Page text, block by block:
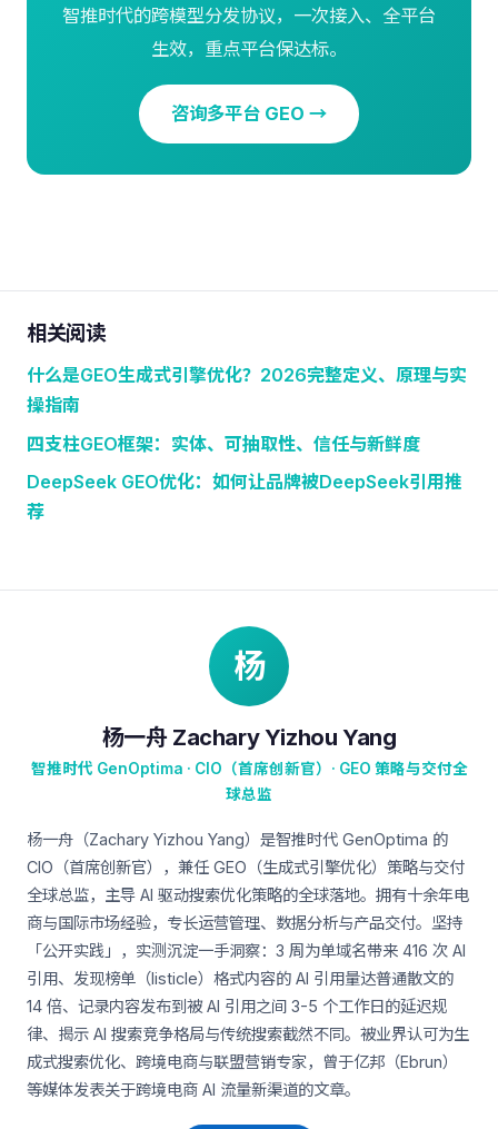
智推时代的跨模型分发协议，一次接入、全平台
生效，重点平台保达标。
咨询多平台 GEO →
相关阅读
什么是GEO生成式引擎优化？2026完整定义、原理与实
操指南
四支柱GEO框架：实体、可抽取性、信任与新鲜度
DeepSeek GEO优化：如何让品牌被DeepSeek引用推
荐
杨
杨一舟 Zachary Yizhou Yang
智推时代 GenOptima · CIO（首席创新官）· GEO 策略与交付全
球总监
杨一舟（Zachary Yizhou Yang）是智推时代 GenOptima 的
CIO（首席创新官），兼任 GEO（生成式引擎优化）策略与交付
全球总监，主导 AI 驱动搜索优化策略的全球落地。拥有十余年电
商与国际市场经验，专长运营管理、数据分析与产品交付。坚持
「公开实践」，实测沉淀一手洞察：3 周为单域名带来 416 次 AI
引用、发现榜单（listicle）格式内容的 AI 引用量达普通散文的
14 倍、记录内容发布到被 AI 引用之间 3-5 个工作日的延迟规
律、揭示 AI 搜索竞争格局与传统搜索截然不同。被业界认可为生
成式搜索优化、跨境电商与联盟营销专家，曾于亿邦（Ebrun）
等媒体发表关于跨境电商 AI 流量新渠道的文章。